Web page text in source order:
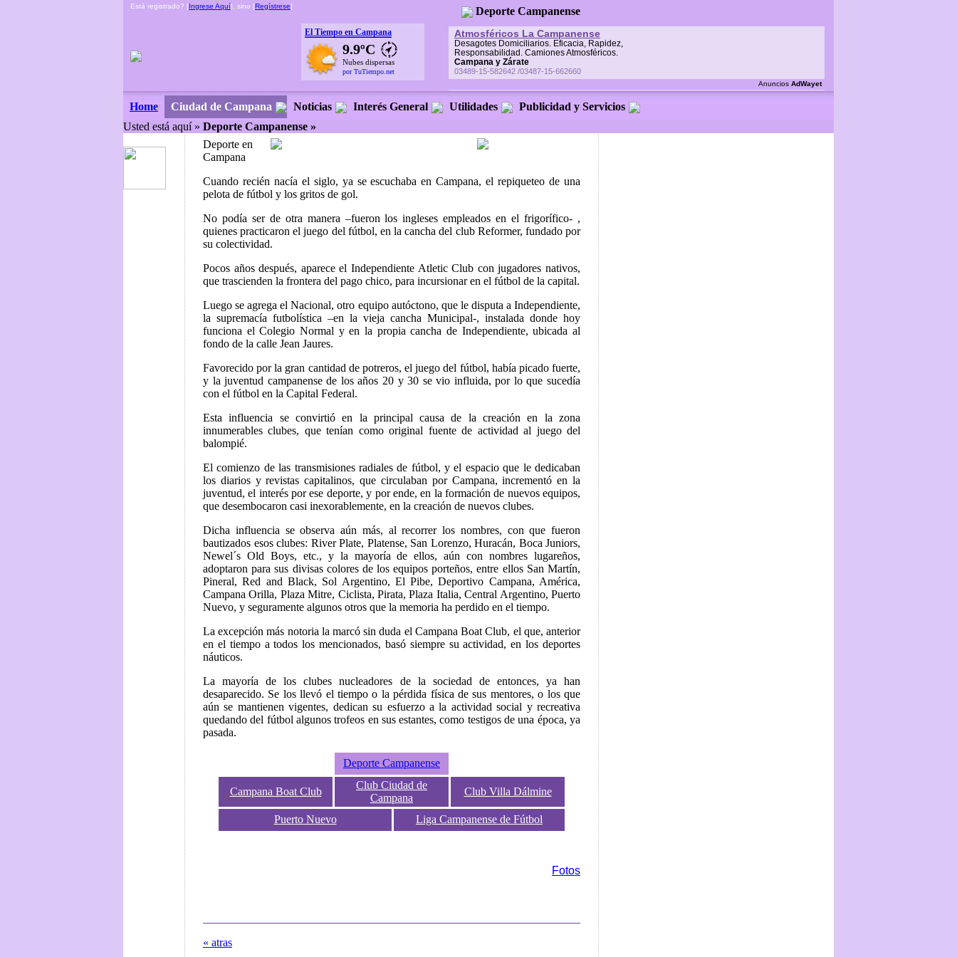
Está registrado? [Ingrese Aquí], sino [Regístrese] Deporte Campanense
Atmosféricos La Campanense
Desagotes Domiciliarios. Eficacia, Rapidez,
Responsabilidad. Camiones Atmosféricos.
Campana y Zárate
03489-15-582642 /03487-15-662660
Anuncios AdWayet
El Tiempo en Campana
9.9ºC
Nubes dispersas
por TuTiempo.net
Home Ciudad de Campana Noticias Interés General Utilidades
Publicidad y Servicios
Usted está aquí » Deporte Campanense »
Deporte en
Campana
Cuando recién nacía el siglo, ya se escuchaba en Campana, el repiqueteo de una
pelota de fútbol y los gritos de gol.
No podía ser de otra manera –fueron los ingleses empleados en el frigorífico- ,
quienes practicaron el juego del fútbol, en la cancha del club Reformer, fundado por
su colectividad.
Pocos años después, aparece el Independiente Atletic Club con jugadores nativos,
que trascienden la frontera del pago chico, para incursionar en el fútbol de la capital.
Luego se agrega el Nacional, otro equipo autóctono, que le disputa a Independiente,
la supremacía futbolística –en la vieja cancha Municipal-, instalada donde hoy
funciona el Colegio Normal y en la propia cancha de Independiente, ubicada al
fondo de la calle Jean Jaures.
Favorecido por la gran cantidad de potreros, el juego del fútbol, había picado fuerte,
y la juventud campanense de los años 20 y 30 se vio influida, por lo que sucedía
con el fútbol en la Capital Federal.
Esta influencia se convirtió en la principal causa de la creación en la zona
innumerables clubes, que tenían como original fuente de actividad al juego del
balompié.
El comienzo de las transmisiones radiales de fútbol, y el espacio que le dedicaban
los diarios y revistas capitalinos, que circulaban por Campana, incrementó en la
juventud, el interés por ese deporte, y por ende, en la formación de nuevos equipos,
que desembocaron casi inexorablemente, en la creación de nuevos clubes.
Dicha influencia se observa aún más, al recorrer los nombres, con que fueron
bautizados esos clubes: River Plate, Platense, San Lorenzo, Huracán, Boca Juniors,
Newel´s Old Boys, etc., y la mayoría de ellos, aún con nombres lugareños,
adoptaron para sus divisas colores de los equipos porteños, entre ellos San Martín,
Pineral, Red and Black, Sol Argentino, El Pibe, Deportivo Campana, América,
Campana Orilla, Plaza Mitre, Ciclista, Pirata, Plaza Italia, Central Argentino, Puerto
Nuevo, y seguramente algunos otros que la memoria ha perdido en el tiempo.
La excepción más notoria la marcó sin duda el Campana Boat Club, el que, anterior
en el tiempo a todos los mencionados, basó siempre su actividad, en los deportes
náuticos.
La mayoría de los clubes nucleadores de la sociedad de entonces, ya han
desaparecido. Se los llevó el tiempo o la pérdida física de sus mentores, o los que
aún se mantienen vigentes, dedican su esfuerzo a la actividad social y recreativa
quedando del fútbol algunos trofeos en sus estantes, como testigos de una época, ya
pasada.
Deporte Campanense
Campana Boat Club
Club Ciudad de
Campana
Club Villa Dálmine
Puerto Nuevo Liga Campanense de Fútbol
Fotos
« atras